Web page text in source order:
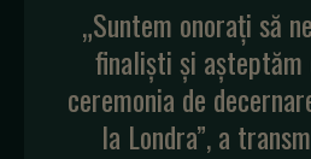
„Suntem onorați să
finaliști și așteptăm
ceremonia de
la Londra”, a